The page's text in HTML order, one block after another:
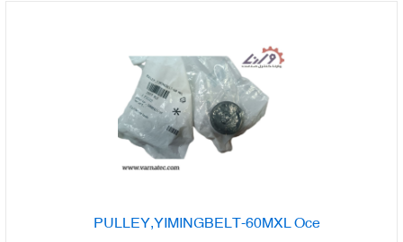
PULLEY,YIMINGBELT-60MXL Oce